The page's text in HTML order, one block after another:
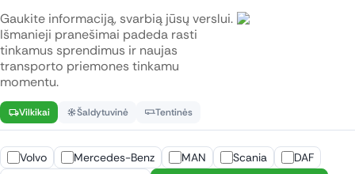
Gaukite informaciją, svarbią jūsų verslui.
Išmanieji pranešimai padeda rasti
tinkamus sprendimus ir naujas
transporto priemones tinkamu
momentu.
Vilkikai Šaldytuvinė Tentinės
Volvo Mercedes-Benz MAN Scania DAF